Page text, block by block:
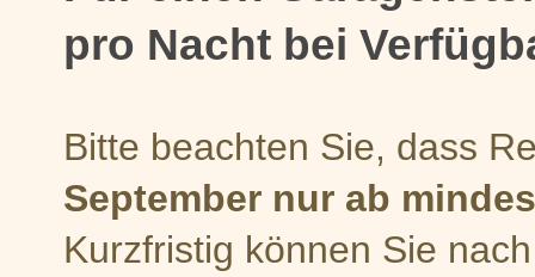
pro Nacht bei
Bitte beachten Sie, dass
September nur ab
Kurzfristig können Sie